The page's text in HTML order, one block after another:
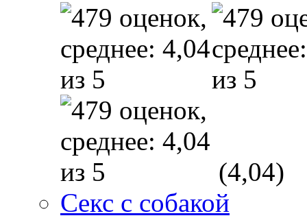
(4,04)
Секс с собакой